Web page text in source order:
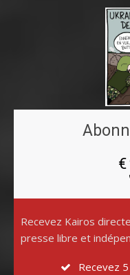
€
Recevez Kairos
presse libre et
Recevez